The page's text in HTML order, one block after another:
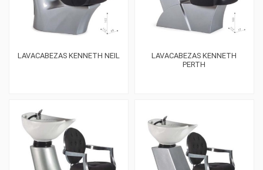
LAVACABEZAS KENNETH NEIL
LAVACABEZAS KENNETH
PERTH